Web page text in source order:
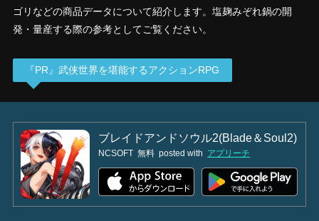
ゴリなどの商品データについて紹介します。塩麹みぞれ鍋の開
発・量産する際の参考としてご覧ください。
『PR』武侠世界を堪能するアクションRPG
ブレイドアンドソウル2(Blade＆Soul2)
NCSOFT 無料 posted with アプリーチ